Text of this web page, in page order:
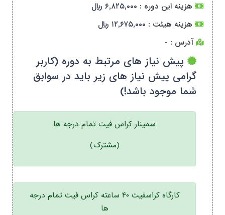
هزینه این دوره : ۶,۸۲۵,۰۰۰ ریال
هزینه هیئت : ۱۲,۶۷۵,۰۰۰ ریال
آدرس : -
پیش نیاز های مرتبط به دوره (کاربر
گرامی پیش نیاز های زیر باید در سوابق
شما موجود باشد!)
سمینار کراس فیت تمام درجه ها
(مشترک)
کارگاه کراسفیت ۴۰ ساعته کراس فیت تمام درجه
ها